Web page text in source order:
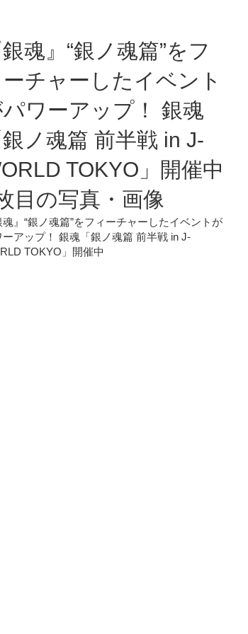
銀魂』“銀ノ魂篇”をフ
ーチャーしたイベント
ワーアップ！ 銀魂
銀ノ魂篇 前半戦 in J-
TOKYO」開催中
目の写真・画像
魂』“銀ノ魂篇”をフィーチャーしたイベントが
ーアップ！ 銀魂「銀ノ魂篇 前半戦 in J-
TOKYO」開催中